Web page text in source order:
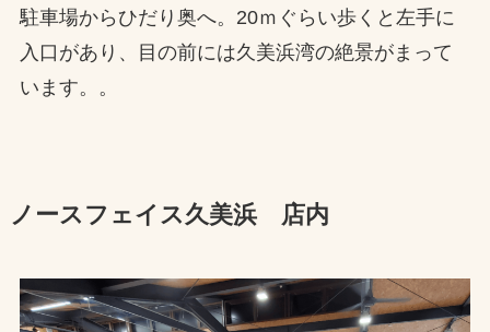
駐車場からひだり奥へ。20ｍぐらい歩くと左手に
入口があり、目の前には久美浜湾の絶景がまって
います。。
ノースフェイス久美浜 店内